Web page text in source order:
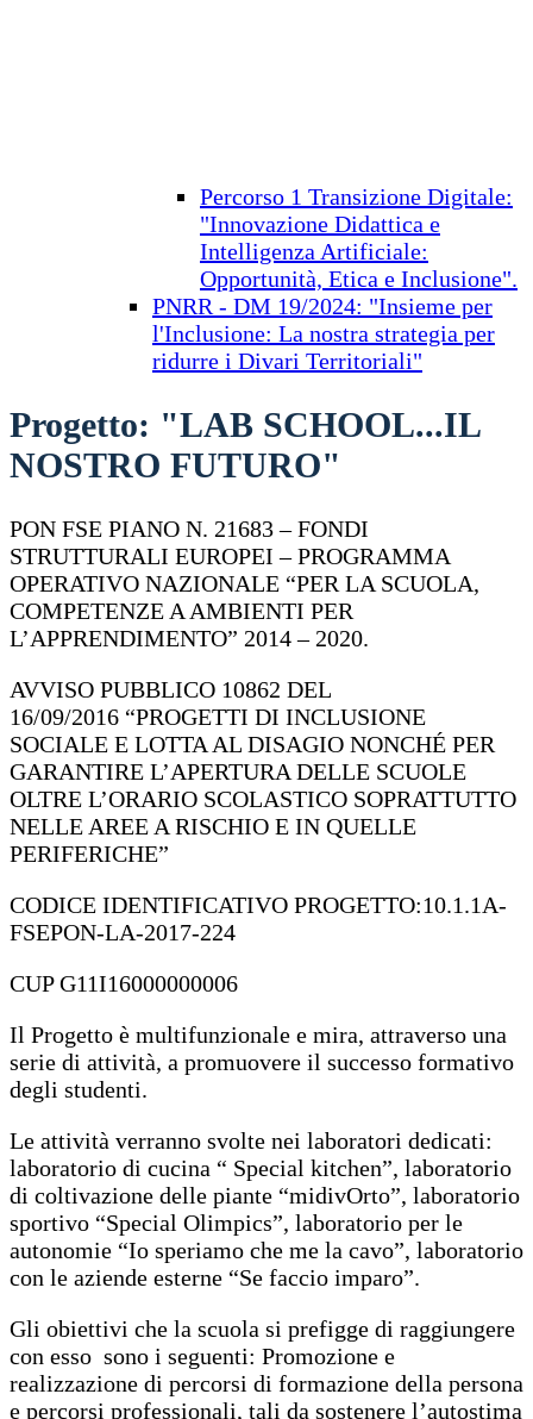
Percorso 1 Transizione Digitale:
"Innovazione Didattica e
Intelligenza Artificiale:
Opportunità, Etica e Inclusione".
PNRR - DM 19/2024: "Insieme per
l'Inclusione: La nostra strategia per
ridurre i Divari Territoriali"
Progetto: "LAB SCHOOL...IL
NOSTRO FUTURO"
PON FSE PIANO N. 21683 – FONDI
STRUTTURALI EUROPEI – PROGRAMMA
OPERATIVO NAZIONALE “PER LA SCUOLA,
COMPETENZE A AMBIENTI PER
L’APPRENDIMENTO” 2014 – 2020.
AVVISO PUBBLICO 10862 DEL
16/09/2016 “PROGETTI DI INCLUSIONE
SOCIALE E LOTTA AL DISAGIO NONCHÉ PER
GARANTIRE L’APERTURA DELLE SCUOLE
OLTRE L’ORARIO SCOLASTICO SOPRATTUTTO
NELLE AREE A RISCHIO E IN QUELLE
PERIFERICHE”
CODICE IDENTIFICATIVO PROGETTO:10.1.1A-
FSEPON-LA-2017-224
CUP G11I16000000006
Il Progetto è multifunzionale e mira, attraverso una
serie di attività, a promuovere il successo formativo
degli studenti.
Le attività verranno svolte nei laboratori dedicati:
laboratorio di cucina “ Special kitchen”, laboratorio
di coltivazione delle piante “midivOrto”, laboratorio
sportivo “Special Olimpics”, laboratorio per le
autonomie “Io speriamo che me la cavo”, laboratorio
con le aziende esterne “Se faccio imparo”.
Gli obiettivi che la scuola si prefigge di raggiungere
con esso sono i seguenti: Promozione e
realizzazione di percorsi di formazione della persona
e percorsi professionali, tali da sostenere l’autostima